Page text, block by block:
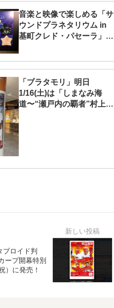
音楽と映像で楽しめる「サ
ウンドプラネタリウム in
基町クレド・パセーラ」開
「ブラタモリ」明日
1/16(土)は「しまなみ海
道〜“瀬戸内の覇者”村上海
賊はなぜ生まれた?〜」
ブロイド判
ープ開幕特別
）に発売！